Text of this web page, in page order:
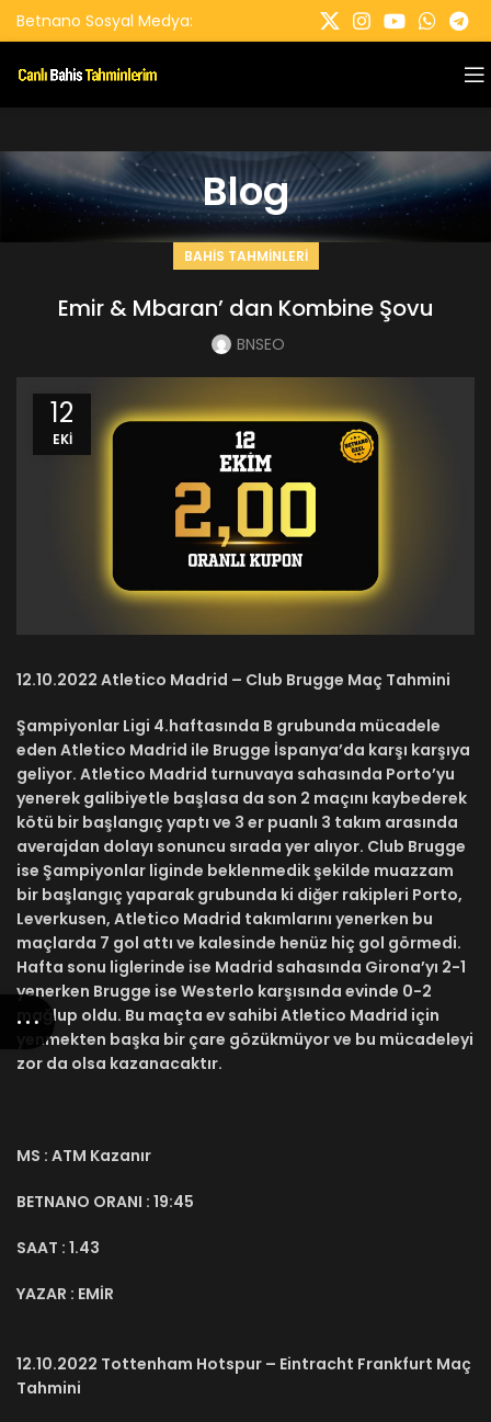
Betnano Sosyal Medya:
Blog
BAHIS TAHMINLERI
Emir & Mbaran’ dan Kombine Şovu
BNSEO
12
EKI
12.10.2022 Atletico Madrid – Club Brugge Maç Tahmini
Şampiyonlar Ligi 4.haftasında B grubunda mücadele
eden Atletico Madrid ile Brugge İspanya’da karşı karşıya
geliyor. Atletico Madrid turnuvaya sahasında Porto’yu
yenerek galibiyetle başlasa da son 2 maçını kaybederek
kötü bir başlangıç yaptı ve 3 er puanlı 3 takım arasında
averajdan dolayı sonuncu sırada yer alıyor. Club Brugge
ise Şampiyonlar liginde beklenmedik şekilde muazzam
bir başlangıç yaparak grubunda ki diğer rakipleri Porto,
Leverkusen, Atletico Madrid takımlarını yenerken bu
maçlarda 7 gol attı ve kalesinde henüz hiç gol görmedi.
Hafta sonu liglerinde ise Madrid sahasında Girona’yı 2-1
yenerken Brugge ise Westerlo karşısında evinde 0-2
mağlup oldu. Bu maçta ev sahibi Atletico Madrid için
yenmekten başka bir çare gözükmüyor ve bu mücadeleyi
zor da olsa kazanacaktır.
MS : ATM Kazanır
BETNANO ORANI : 19:45
SAAT : 1.43
YAZAR : EMİR
12.10.2022 Tottenham Hotspur – Eintracht Frankfurt Maç
Tahmini